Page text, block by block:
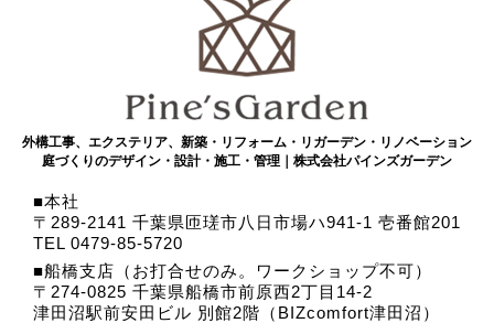
外構工事、エクステリア、新築・リフォーム・リガーデン・リノベーション
庭づくりのデザイン・設計・施工・管理｜株式会社パインズガーデン
本社
〒289-2141 千葉県匝瑳市八日市場ハ941-1 壱番館201
TEL 0479-85-5720
船橋支店（お打合せのみ。ワークショップ不可）
〒274-0825 千葉県船橋市前原西2丁目14-2
津田沼駅前安田ビル 別館2階（BIZcomfort津田沼）